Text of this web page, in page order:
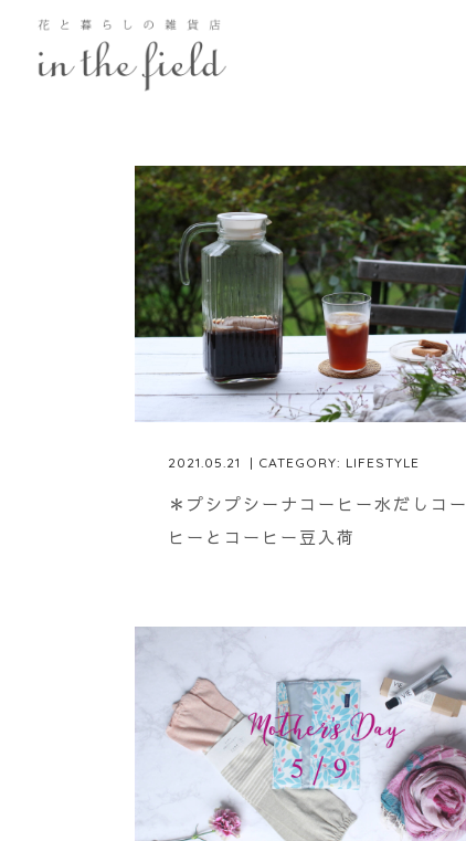
2021.05.21 | CATEGORY: LIFESTYLE
＊プシプシーナコーヒー水だしコー
ヒーとコーヒー豆入荷